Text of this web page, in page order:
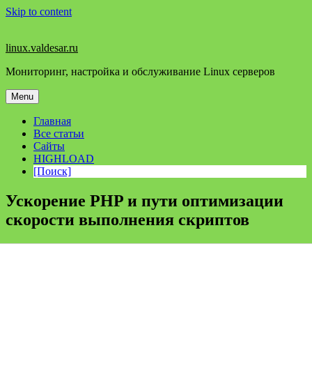
Skip to content
linux.valdesar.ru
Мониторинг, настройка и обслуживание Linux серверов
Menu
Главная
Все статьи
Сайты
HIGHLOAD
[Поиск]
Ускорение PHP и пути оптимизации
скорости выполнения скриптов